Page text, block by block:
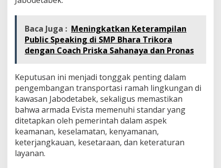
Baca Juga : Meningkatkan Keterampilan
Public Speaking di SMP Bhara Trikora
dengan Coach Priska Sahanaya dan Pronas
Keputusan ini menjadi tonggak penting dalam
pengembangan transportasi ramah lingkungan di
kawasan Jabodetabek, sekaligus memastikan
bahwa armada Evista memenuhi standar yang
ditetapkan oleh pemerintah dalam aspek
keamanan, keselamatan, kenyamanan,
keterjangkauan, kesetaraan, dan keteraturan
layanan.